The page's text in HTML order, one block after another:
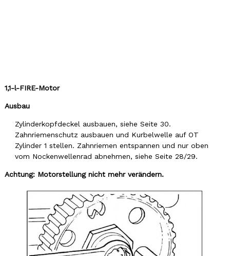
1,1-l-FIRE-Motor
Ausbau
Zylinderkopfdeckel ausbauen, siehe Seite 30.
Zahnriemenschutz ausbauen und Kurbelwelle auf OT
Zylinder 1 stellen. Zahnriemen entspannen und nur oben
vom Nockenwellenrad abnehmen, siehe Seite 28/29.
Achtung: Motorstellung nicht mehr verändern.